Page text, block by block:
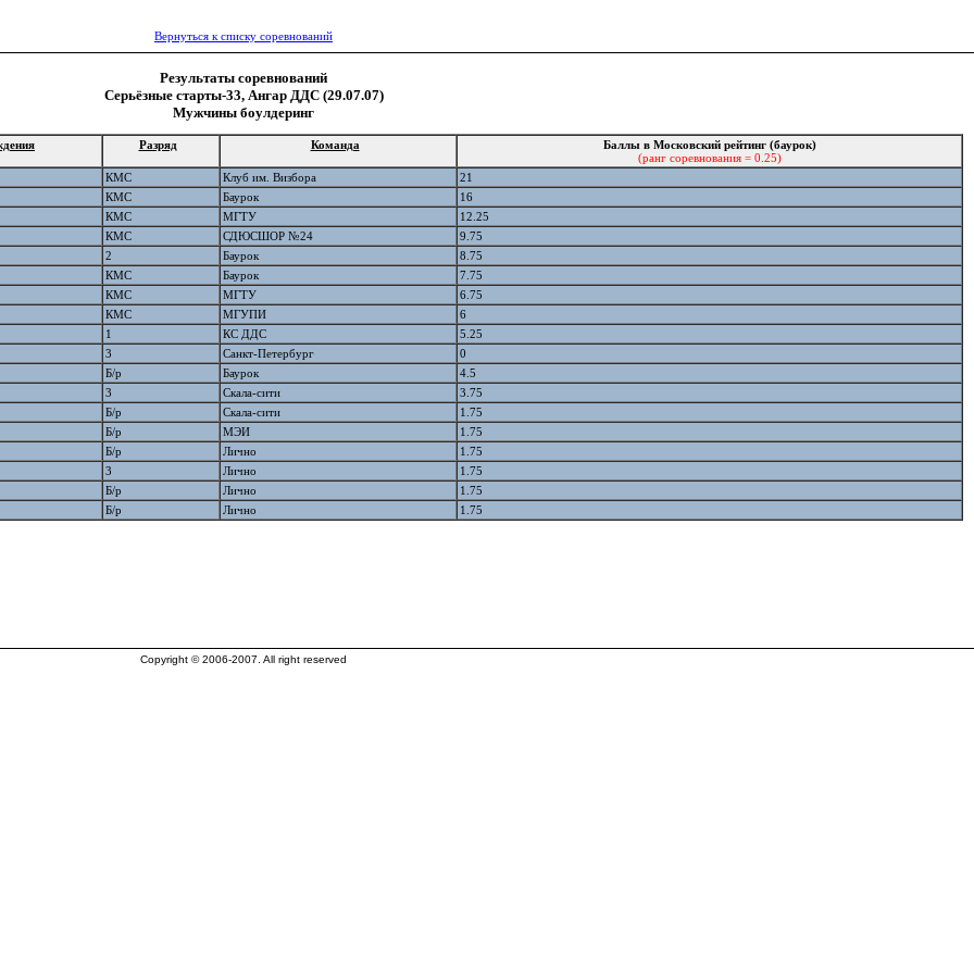
Вернуться к списку соревнований
Результаты соревнований
Серьёзные старты-33, Ангар ДДС (29.07.07)
Мужчины боулдеринг
Разряд Команда
Баллы в Московский рейтинг (баурок)
(ранг соревнования = 0.25)
КМС
Клуб им. Визбора
21
КМС
Баурок
16
КМС
МГТУ
12.25
КМС
СДЮСШОР №24
9.75
2
Баурок
8.75
КМС
Баурок
7.75
КМС
МГТУ
6.75
КМС
МГУПИ
6
1
КС ДДС
5.25
3
Санкт-Петербург
0
Б/р
Баурок
4.5
3
Скала-сити
3.75
Б/р
Скала-сити
1.75
Б/р
МЭИ
1.75
Б/р
Лично
1.75
3
Лично
1.75
Б/р
Лично
1.75
Б/р
Лично 1.75
Copyright © 2006-2007. All right reserved